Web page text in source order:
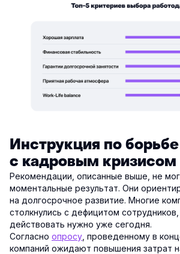
Инструкция по борьбе
с кадровым кризисом
Рекомендации, описанные выше, не
моментальные результат. Они
на долгосрочное развитие. Многие
столкнулись с дефицитом
действовать нужно уже сегодня.
Согласно опросу , проведенному в
компаний ожидают повышения затрат